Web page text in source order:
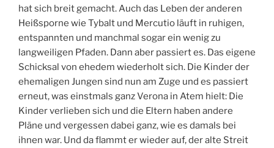
hat sich breit gemacht. Auch das Leben der anderen
Heißsporne wie Tybalt und Mercutio läuft in ruhigen,
entspannten und manchmal sogar ein wenig zu
langweiligen Pfaden. Dann aber passiert es. Das eigene
Schicksal von ehedem wiederholt sich. Die Kinder der
ehemaligen Jungen sind nun am Zuge und es passiert
erneut, was einstmals ganz Verona in Atem hielt: Die
Kinder verlieben sich und die Eltern haben andere
Pläne und vergessen dabei ganz, wie es damals bei
ihnen war. Und da flammt er wieder auf, der alte Streit